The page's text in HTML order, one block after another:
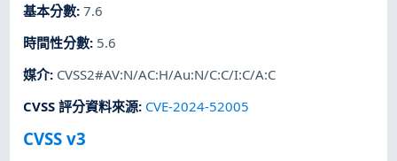
基本分數:7.6
時間性分數: 5.6
媒介: CVSS2#AV:N/AC:H/Au:N/C:C/I:C/A:C
CVSS 評分資料來源: CVE-2024-52005
CVSS v3